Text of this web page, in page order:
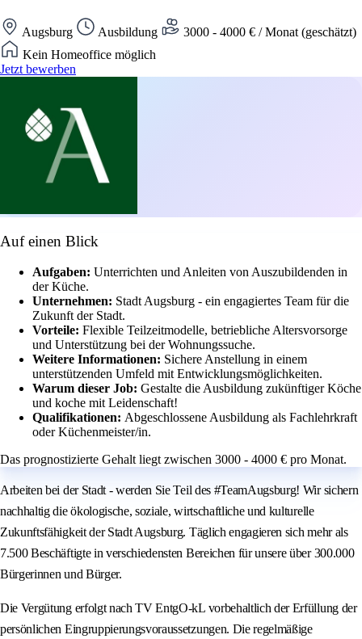
Augsburg Ausbildung
3000 - 4000 € / Monat (geschätzt)
Kein Homeoffice möglich
Jetzt bewerben
Auf einen Blick
Aufgaben: Unterrichten und Anleiten von Auszubildenden in
der Küche.
Unternehmen: Stadt Augsburg - ein engagiertes Team für die
Zukunft der Stadt.
Vorteile: Flexible Teilzeitmodelle, betriebliche Altersvorsorge
und Unterstützung bei der Wohnungssuche.
Weitere Informationen: Sichere Anstellung in einem
unterstützenden Umfeld mit Entwicklungsmöglichkeiten.
Warum dieser Job: Gestalte die Ausbildung zukünftiger Köche
und koche mit Leidenschaft!
Qualifikationen: Abgeschlossene Ausbildung als Fachlehrkraft
oder Küchenmeister/in.
Das prognostizierte Gehalt liegt zwischen 3000 - 4000 € pro Monat.
Arbeiten bei der Stadt - werden Sie Teil des #TeamAugsburg! Wir sichern
nachhaltig die ökologische, soziale, wirtschaftliche und kulturelle
Zukunftsfähigkeit der Stadt Augsburg. Täglich engagieren sich mehr als
7.500 Beschäftigte in verschiedensten Bereichen für unsere über 300.000
Bürgerinnen und Bürger.
Die Vergütung erfolgt nach TV EntgO-kL vorbehaltlich der Erfüllung der
persönlichen Eingruppierungsvoraussetzungen. Die regelmäßige